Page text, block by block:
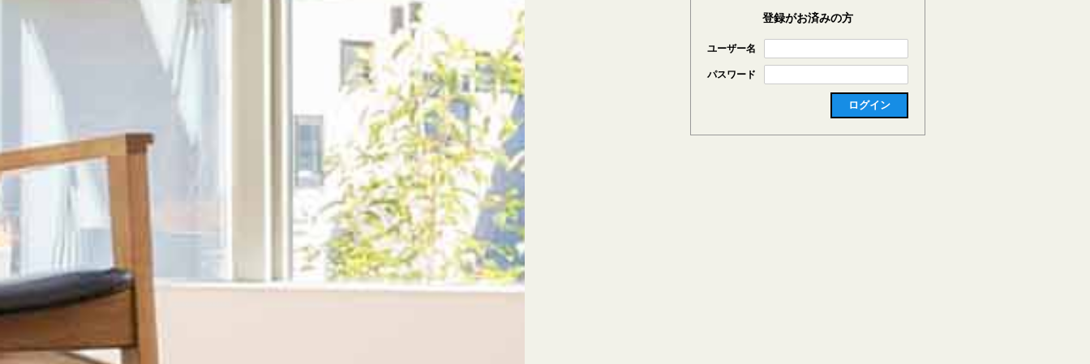
登録がお済みの方
ユーザー名
パスワード